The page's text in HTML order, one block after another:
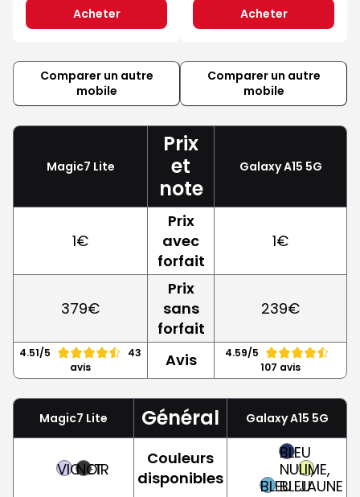
Acheter Acheter
Comparer un autre
mobile
Comparer un autre
mobile
Magic7 Lite
Prix
et
note
Galaxy A15 5G
1€
Prix
avec
forfait
1€
379€
Prix
sans
forfait
239€
4.51/5
43
avis
Avis
4.59/5
107 avis
Magic7 Lite Général Galaxy A15 5G
VIOLET
NOIR
Couleurs
disponibles
BLEU
BLEU
NUIT,
BLEU
LIME,
JAUNE